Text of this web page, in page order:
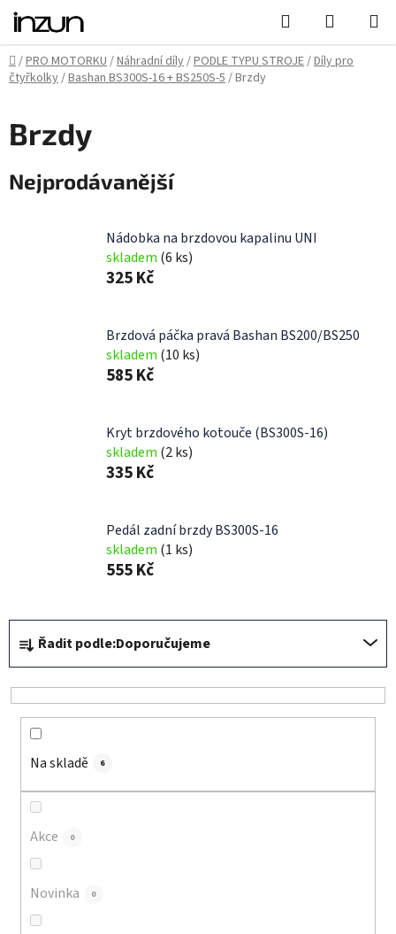
Přejít
obsah
Hledat
KOŠÍK
Domů
/PRO MOTORKU/Náhradní díly/PODLE TYPU STROJE/Díly pro
čtyřkolky/Bashan BS300S-16 + BS250S-5/Brzdy
Brzdy
Nejprodávanější
Nádobka na brzdovou kapalinu UNI
skladem (6 ks)
325 Kč
Brzdová páčka pravá Bashan BS200/BS250
skladem (10 ks)
585 Kč
Kryt brzdového kotouče (BS300S-16)
skladem (2 ks)
335 Kč
Pedál zadní brzdy BS300S-16
skladem (1 ks)
555 Kč
Ř
a
z
e
Řadit podle:Doporučujeme
Na skladě 6
Akce 0
Novinka 0